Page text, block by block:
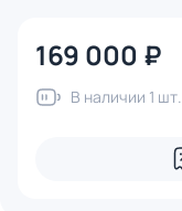
169 000 ₽
В наличии 1 шт.